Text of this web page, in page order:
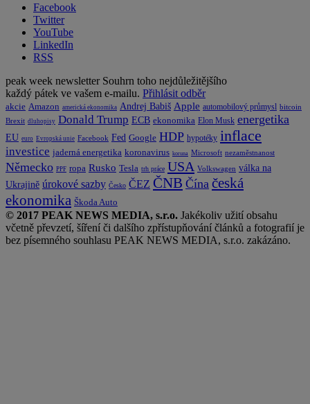
Facebook
Twitter
YouTube
LinkedIn
RSS
peak week newsletter Souhrn toho nejdůležitějšího
každý pátek ve vašem e-mailu. Přihlásit odběr
akcie Amazon americká ekonomika Andrej Babiš Apple automobilový průmysl bitcoin
Brexit dluhopisy Donald Trump ECB ekonomika Elon Musk energetika
EU euro Evropská unie Facebook Fed Google HDP hypotéky inflace
investice jaderná energetika koronavirus koruna Microsoft nezaměstnanost
Německo PPF ropa Rusko Tesla trh práce USA Volkswagen válka na
Ukrajině úrokové sazby Česko ČEZ ČNB Čína česká
ekonomika Škoda Auto
© 2017 PEAK NEWS MEDIA, s.r.o. Jakékoliv užití obsahu
včetně převzetí, šíření či dalšího zpřístupňování článků a fotografií je
bez písemného souhlasu PEAK NEWS MEDIA, s.r.o. zakázáno.